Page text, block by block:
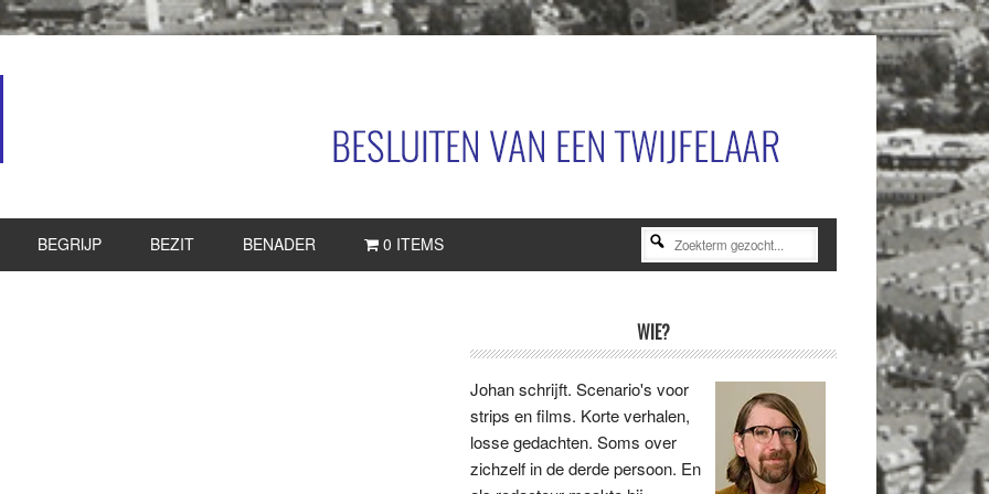
BEGRIJP BEZIT BENADER 0 ITEMS Zoekterm
gezocht...
Sidebar
WIE?
Johan schrijft. Scenario's voor
strips en films. Korte verhalen,
losse gedachten. Soms over
zichzelf in de derde persoon. En